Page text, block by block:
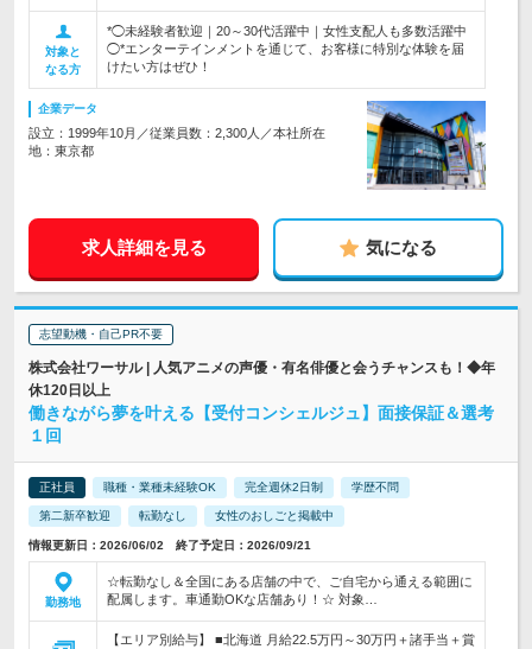
対象と
なる方
*◯未経験者歓迎｜20～30代活躍中｜女性支配人も多数活躍中
◯*エンターテインメントを通じて、お客様に特別な体験を届
けたい方はぜひ！
企業データ
設立：1999年10月／従業員数：2,300人／本社所在
地：東京都
求人詳細を見る 気になる
志望動機・自己PR不要
株式会社ワーサル | 人気アニメの声優・有名俳優と会うチャンスも！◆年
休120日以上
働きながら夢を叶える【受付コンシェルジュ】面接保証＆選考
１回
正社員 職種・業種未経験OK 完全週休2日制 学歴不問
第二新卒歓迎 転勤なし 女性のおしごと掲載中
情報更新日：2026/06/02 終了予定日：2026/09/21
勤務地
☆転勤なし＆全国にある店舗の中で、ご自宅から通える範囲に
配属します。車通勤OKな店舗あり！☆ 対象…
【エリア別給与】 ■北海道 月給22.5万円～30万円＋諸手当＋賞